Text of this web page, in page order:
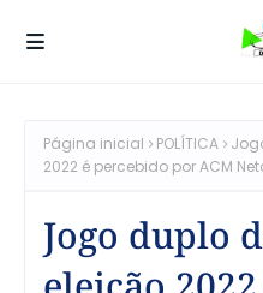
Página inicial POLÍTICA
2022 é percebido por ACM
Jogo duplo